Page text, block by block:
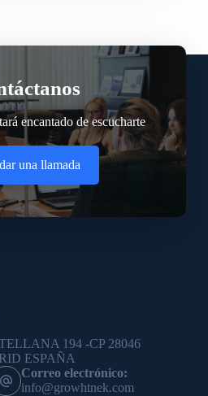
encantado de escucharte
una llamada
194 -CP 28046
ESPAÑA
Correo electrónico:
info@growhtnek.com